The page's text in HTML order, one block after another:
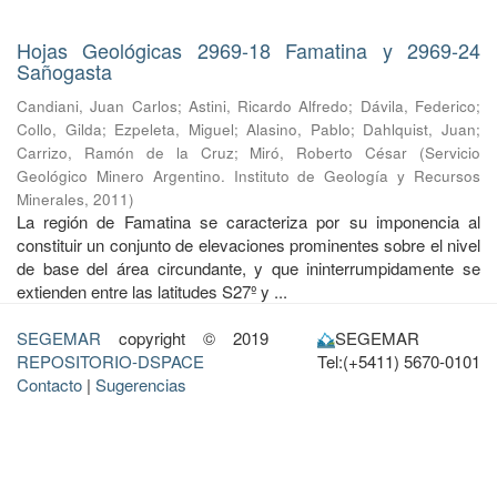
Hojas Geológicas 2969-18 Famatina y 2969-24
Sañogasta
Candiani, Juan Carlos; Astini, Ricardo Alfredo; Dávila, Federico;
Collo, Gilda; Ezpeleta, Miguel;Alasino, Pablo; Dahlquist, Juan;
Carrizo, Ramón de la Cruz; Miró, Roberto César (Servicio
Geológico Minero Argentino. Instituto de Geología y Recursos
Minerales, 2011)
La región de Famatina se caracteriza por su imponencia al
constituir un conjunto de elevaciones prominentes sobre el nivel
de base del área circundante, y que ininterrumpidamente se
extienden entre las latitudes S27º y ...
SEGEMAR copyright © 2019
REPOSITORIO-DSPACE
Contacto | Sugerencias
SEGEMAR
Tel:(+5411) 5670-0101